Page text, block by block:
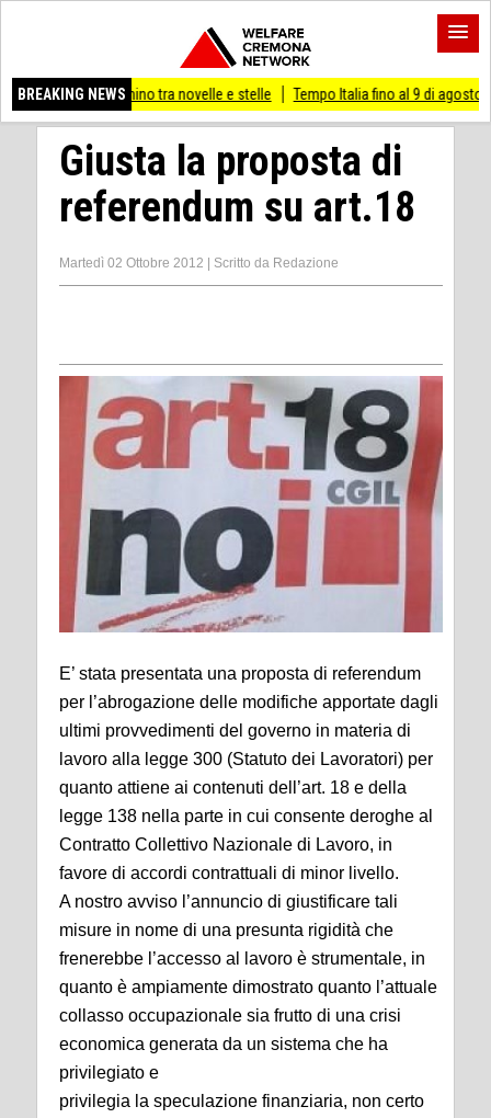
BREAKING NEWS
tra novelle e stelle Tempo Italia fino al 9 di agosto (Mi) PIANO
Giusta la proposta di
referendum su art.18
Martedì 02 Ottobre 2012 Scritto da Redazione
E’ stata presentata una proposta di referendum
per l’abrogazione delle modifiche apportate dagli
ultimi provvedimenti del governo in materia di
lavoro alla legge 300 (Statuto dei Lavoratori) per
quanto attiene ai contenuti dell’art. 18 e della
legge 138 nella parte in cui consente deroghe al
Contratto Collettivo Nazionale di Lavoro, in
favore di accordi contrattuali di minor livello.
A nostro avviso l’annuncio di giustificare tali
misure in nome di una presunta rigidità che
frenerebbe l’accesso al lavoro è strumentale, in
quanto è ampiamente dimostrato quanto l’attuale
collasso occupazionale sia frutto di una crisi
economica generata da un sistema che ha
privilegiato e
privilegia la speculazione finanziaria, non certo